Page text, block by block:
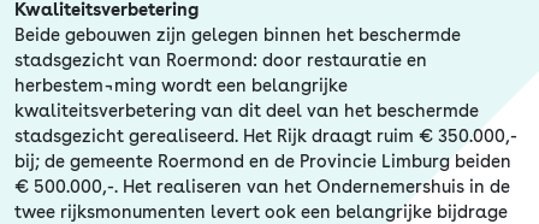
Kwaliteitsverbetering
Beide gebouwen zijn gelegen binnen het beschermde
stadsgezicht van Roermond: door restauratie en
herbestem¬ming wordt een belangrijke
kwaliteitsverbetering van dit deel van het beschermde
stadsgezicht gerealiseerd. Het Rijk draagt ruim € 350.000,-
bij; de gemeente Roermond en de Provincie Limburg beiden
€ 500.000,-. Het realiseren van het Ondernemershuis in de
twee rijksmonumenten levert ook een belangrijke bijdrage